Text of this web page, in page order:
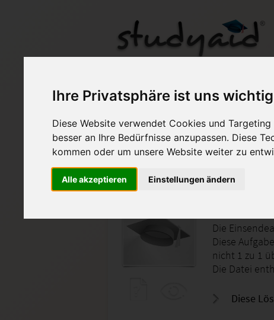
Ihre Privatsphäre ist uns wichtig
Diese Website verwendet Cookies und
besser an Ihre Bedürfnisse anzupassen. Diese
kommen oder um unsere Website weiter zu
Alle akzeptieren Einstellungen ändern
KOM02N-XX02
Auf StudyAid.de
Die
Diese
nicht 1 zu 1
Die Datei
Diese